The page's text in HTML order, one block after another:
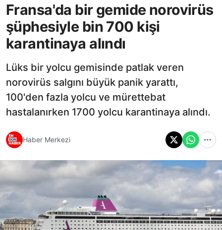
Fransa'da bir gemide norovirüs
şüphesiyle bin 700 kişi
karantinaya alındı
Lüks bir yolcu gemisinde patlak veren
norovirüs salgını büyük panik yarattı,
100'den fazla yolcu ve mürettebat
hastalanırken 1700 yolcu karantinaya alındı.
Haber Merkezi